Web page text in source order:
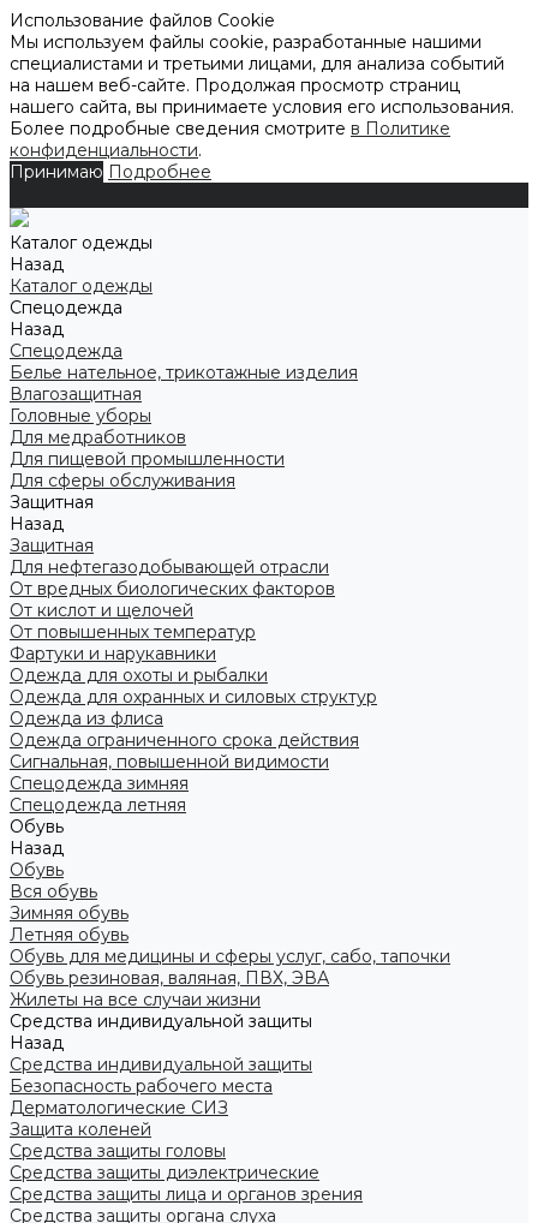
Использование файлов Cookie
Мы используем файлы cookie, разработанные нашими
специалистами и третьими лицами, для анализа событий
на нашем веб-сайте. Продолжая просмотр страниц
нашего сайта, вы принимаете условия его использования.
Более подробные сведения смотрите в Политике
конфиденциальности.
Принимаю Подробнее
Каталог одежды
Назад
Каталог одежды
Спецодежда
Назад
Спецодежда
Белье нательное, трикотажные изделия
Влагозащитная
Головные уборы
Для медработников
Для пищевой промышленности
Для сферы обслуживания
Защитная
Назад
Защитная
Для нефтегазодобывающей отрасли
От вредных биологических факторов
От кислот и щелочей
От повышенных температур
Фартуки и нарукавники
Одежда для охоты и рыбалки
Одежда для охранных и силовых структур
Одежда из флиса
Одежда ограниченного срока действия
Сигнальная, повышенной видимости
Спецодежда зимняя
Спецодежда летняя
Обувь
Назад
Обувь
Вся обувь
Зимняя обувь
Летняя обувь
Обувь для медицины и сферы услуг, сабо, тапочки
Обувь резиновая, валяная, ПВХ, ЭВА
Жилеты на все случаи жизни
Средства индивидуальной защиты
Назад
Средства индивидуальной защиты
Безопасность рабочего места
Дерматологические СИЗ
Защита коленей
Средства защиты головы
Средства защиты диэлектрические
Средства защиты лица и органов зрения
Средства защиты органа слуха